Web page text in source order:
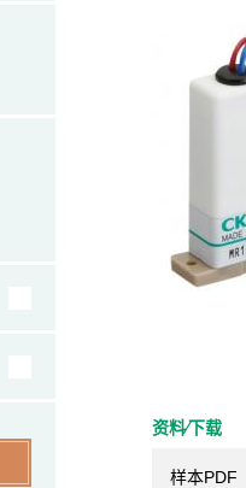
资料⁄下载
样本PDF